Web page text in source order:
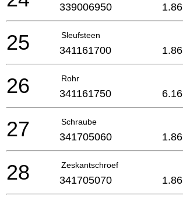
339006950 1.86
Sleufsteen
25 341161700 1.86
Rohr
26 341161750 6.16
Schraube
27 341705060 1.86
Zeskantschroef
28 341705070 1.86